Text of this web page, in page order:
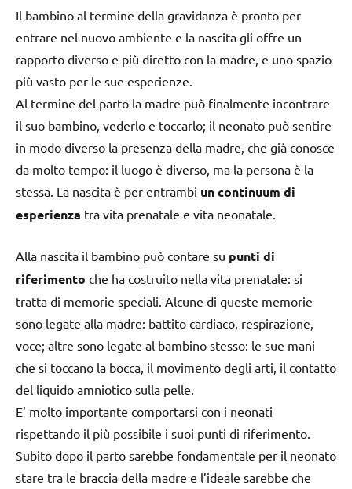
Il bambino al termine della gravidanza è pronto per
entrare nel nuovo ambiente e la nascita gli offre un
rapporto diverso e più diretto con la madre, e uno spazio
più vasto per le sue esperienze.
Al termine del parto la madre può finalmente incontrare
il suo bambino, vederlo e toccarlo; il neonato può sentire
in modo diverso la presenza della madre, che già conosce
da molto tempo: il luogo è diverso, ma la persona è la
stessa. La nascita è per entrambi un continuum di
esperienza tra vita prenatale e vita neonatale.
Alla nascita il bambino può contare su punti di
riferimento che ha costruito nella vita prenatale: si
tratta di memorie speciali. Alcune di queste memorie
sono legate alla madre: battito cardiaco, respirazione,
voce; altre sono legate al bambino stesso: le sue mani
che si toccano la bocca, il movimento degli arti, il contatto
del liquido amniotico sulla pelle.
E’ molto importante comportarsi con i neonati
rispettando il più possibile i suoi punti di riferimento.
Subito dopo il parto sarebbe fondamentale per il neonato
stare tra le braccia della madre e l’ideale sarebbe che